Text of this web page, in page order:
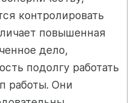
контролировать
повышенная
дело,
подолгу работать
работы. Они